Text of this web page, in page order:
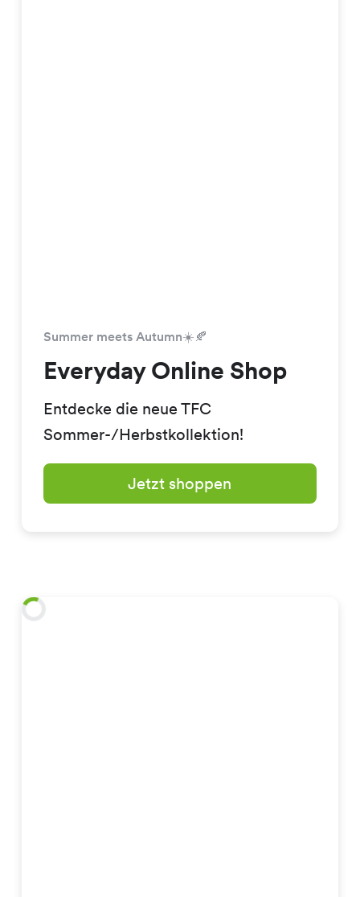
Summer meets Autumn☀️🍂
Everyday Online Shop
Entdecke die neue TFC
Sommer-/Herbstkollektion!
Jetzt shoppen